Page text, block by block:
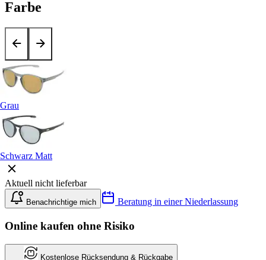
Farbe
Grau
Schwarz Matt
Aktuell nicht lieferbar
Benachrichtige mich Beratung in einer Niederlassung
Online kaufen ohne Risiko
Kostenlose Rücksendung & Rückgabe